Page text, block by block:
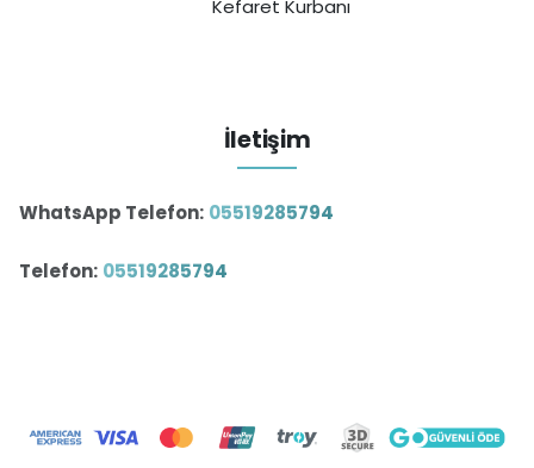
Kefaret Kurbanı
İletişim
WhatsApp Telefon: 05519285794
Telefon: 05519285794